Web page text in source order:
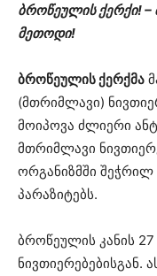
ბროწეულის ქერქი! –
მეთოდი!
ბროწეულის ქერქმა
(მთრიმლავი)
მოიპოვა ძლიერი
მთრიმლავი
ორგანიზმში შეჭრილ
პარაზიტებს.
ბროწეულის კანის
ნივთიერებებისგან.